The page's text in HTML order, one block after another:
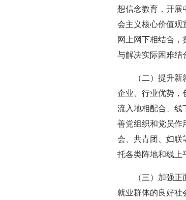
强本领守底线 促行业提质效——协会张颖秘书长参训 助力拍卖交易高
党建引领促交流 产教融合共发展——联合党委委员、第六联合支部书
关于开展2026年“诚信兴商”倡议企业征集活动的通知
党建引领聚合力 调研赋能促提升——北拍协党支部参加第一联合党委
发挥党建引领作用 聚合跨行业发展资源——北京市商业服务业行业协
深化数智交流 共促产教融合——姚光锋会长参加北工商商学院与中国
数智+拍卖 提升拍卖服务能力——姚光锋会长参加中拍协王波会长一
关于开展2026年度行业信用承诺活动的通知（第二批正式启动）
想信念教育，开展
会主义核心价值观
网上网下相结合
与解决实际困难结
（二）提升新就
企业、行业优势，
流入地相配合、线
善党组织和党员作
会、共青团、妇联
托各类阵地和线上
（三）加强正面
就业群体的良好社